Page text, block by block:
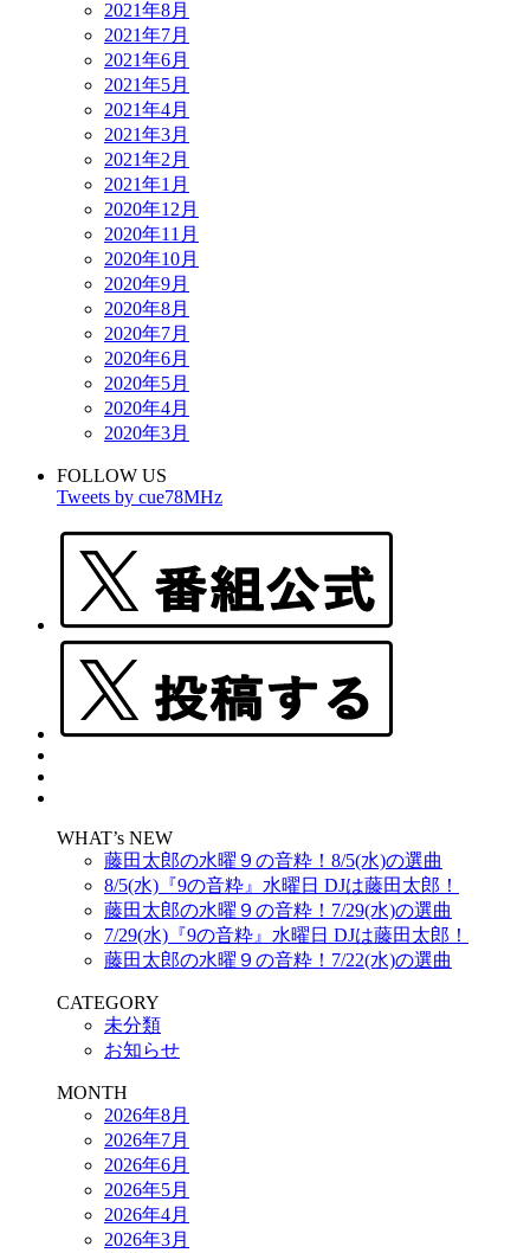
2021年8月
2021年7月
2021年6月
2021年5月
2021年4月
2021年3月
2021年2月
2021年1月
2020年12月
2020年11月
2020年10月
2020年9月
2020年8月
2020年7月
2020年6月
2020年5月
2020年4月
2020年3月
FOLLOW US
Tweets by cue78MHz
WHAT’s NEW
藤田太郎の水曜９の音粋！8/5(水)の選曲
8/5(水)『9の音粋』水曜日 DJは藤田太郎！
藤田太郎の水曜９の音粋！7/29(水)の選曲
7/29(水)『9の音粋』水曜日 DJは藤田太郎！
藤田太郎の水曜９の音粋！7/22(水)の選曲
CATEGORY
未分類
お知らせ
MONTH
2026年8月
2026年7月
2026年6月
2026年5月
2026年4月
2026年3月